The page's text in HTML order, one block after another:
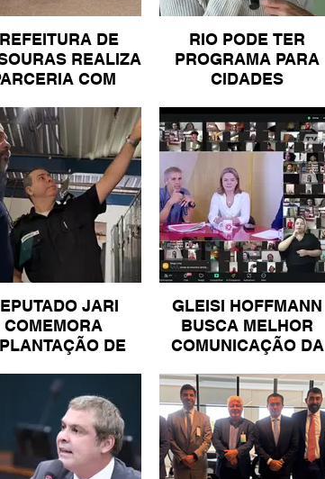
DE
REALIZA
COM
RIO PODE TER
PROGRAMA PARA
CIDADES
JARI
COMEMORA
DE
GLEISI HOFFMANN
BUSCA MELHOR
COMUNICAÇÃO DA